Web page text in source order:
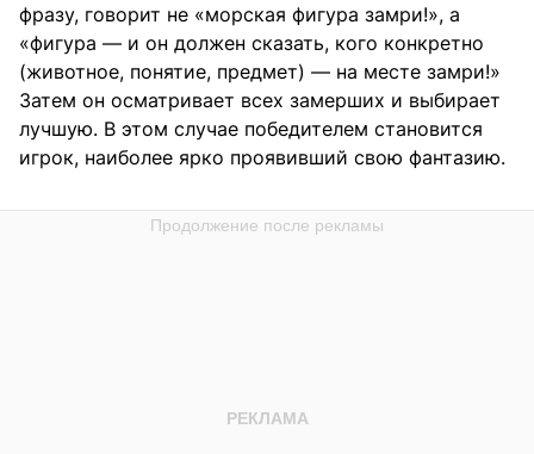
фразу, говорит не «морская фигура замри!», а
«фигура — и он должен сказать, кого конкретно
(животное, понятие, предмет) — на месте замри!»
Затем он осматривает всех замерших и выбирает
лучшую. В этом случае победителем становится
игрок, наиболее ярко проявивший свою фантазию.